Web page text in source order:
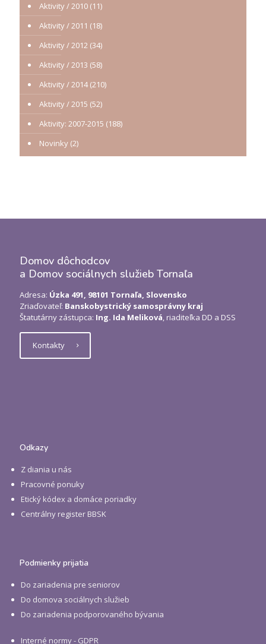
Aktivity / 2010 (11)
Aktivity / 2011 (18)
Aktivity / 2012 (34)
Aktivity / 2013 (58)
Aktivity / 2014(210)
Aktivity / 2015 (52)
Aktivity: 2007-2015 (188)
Novinky (2)
Domov dôchodcov
a Domov sociálnych služieb Tornaľa
Adresa: Úzka 491, 98101 Tornaľa, Slovensko
Zriaďovateľ: Banskobystrický samosprávny kraj
Štatutárny zástupca: Ing. Ida Meliková, riaditeľka DD a DSS
Kontakty
Odkazy
Z diania u nás
Pracovné ponuky
Etický kódex a domáce poriadky
Centrálny register BBSK
Podmienky prijatia
Do zariadenia pre seniorov
Do domova sociálnych služieb
Do zariadenia podporovaného bývania
Interné normy - GDPR